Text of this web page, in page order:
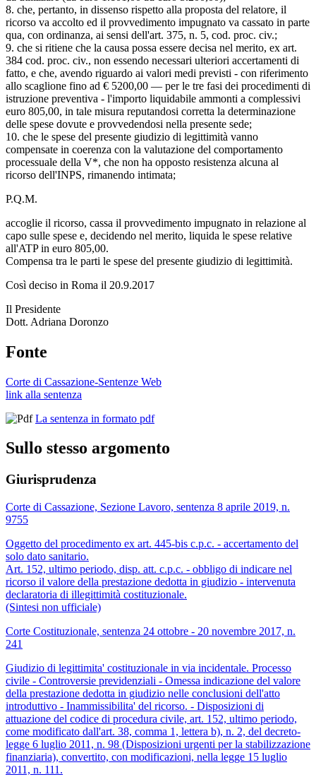
8. che, pertanto, in dissenso rispetto alla proposta del relatore, il
ricorso va accolto ed il provvedimento impugnato va cassato in parte
qua, con ordinanza, ai sensi dell'art. 375, n. 5, cod. proc. civ.;
9. che si ritiene che la causa possa essere decisa nel merito, ex art.
384 cod. proc. civ., non essendo necessari ulteriori accertamenti di
fatto, e che, avendo riguardo ai valori medi previsti - con riferimento
allo scaglione fino ad € 5200,00 — per le tre fasi dei procedimenti di
istruzione preventiva - l'importo liquidabile ammonti a complessivi
euro 805,00, in tale misura reputandosi corretta la determinazione
delle spese dovute e provvedendosi nella presente sede;
10. che le spese del presente giudizio di legittimità vanno
compensate in coerenza con la valutazione del comportamento
processuale della V*, che non ha opposto resistenza alcuna al
ricorso dell'INPS, rimanendo intimata;
P.Q.M.
accoglie il ricorso, cassa il provvedimento impugnato in relazione al
capo sulle spese e, decidendo nel merito, liquida le spese relative
all'ATP in euro 805,00.
Compensa tra le parti le spese del presente giudizio di legittimità.
Così deciso in Roma il 20.9.2017
Il Presidente
Dott. Adriana Doronzo
Fonte
Corte di Cassazione-Sentenze Web
link alla sentenza
La sentenza in formato pdf
Sullo stesso argomento
Giurisprudenza
Corte di Cassazione, Sezione Lavoro, sentenza 8 aprile 2019, n.
9755
Oggetto del procedimento ex art. 445-bis c.p.c. - accertamento del
solo dato sanitario.
Art. 152, ultimo periodo, disp. att. c.p.c. - obbligo di indicare nel
ricorso il valore della prestazione dedotta in giudizio - intervenuta
declaratoria di illegittimità costituzionale.
(Sintesi non ufficiale)
Corte Costituzionale, sentenza 24 ottobre - 20 novembre 2017, n.
241
Giudizio di legittimita' costituzionale in via incidentale. Processo
civile - Controversie previdenziali - Omessa indicazione del valore
della prestazione dedotta in giudizio nelle conclusioni dell'atto
introduttivo - Inammissibilita' del ricorso. - Disposizioni di
attuazione del codice di procedura civile, art. 152, ultimo periodo,
come modificato dall'art. 38, comma 1, lettera b), n. 2, del decreto-
legge 6 luglio 2011, n. 98 (Disposizioni urgenti per la stabilizzazione
finanziaria), convertito, con modificazioni, nella legge 15 luglio
2011, n. 111.